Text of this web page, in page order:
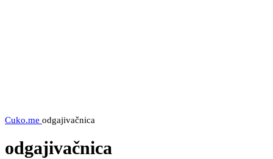
Cuko.me odgajivačnica
odgajivačnica